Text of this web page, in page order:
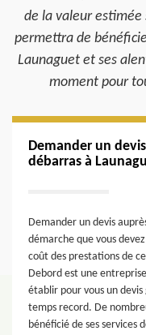
de la valeur
permettra de
Launaguet et ses
moment pour
Demander un
débarras à
Demander un devis
démarche que vous
coût des prestations de
Debord est une
établir pour vous un
temps record. De
bénéficié de ses services